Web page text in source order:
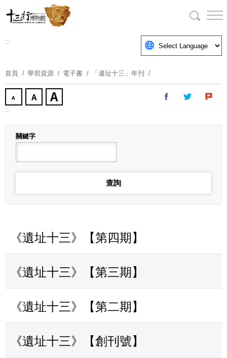
要
塊
:::
首頁 學習資源 電子書 「遺址十三」年刊
:::
關鍵字
《遺址十三》【第四期】
《遺址十三》【第三期】
《遺址十三》【第二期】
《遺址十三》【創刊號】